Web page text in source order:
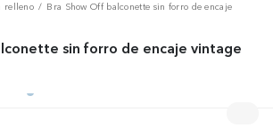
relleno
Bra Show Off balconette sin forro de encaje
sin forro de encaje vintage